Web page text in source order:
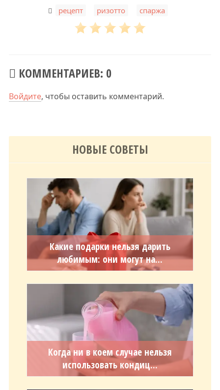
рецепт ризотто спаржа
КОММЕНТАРИЕВ: 0
Войдите, чтобы оставить комментарий.
НОВЫЕ СОВЕТЫ
Какие подарки нельзя дарить
любимым: они могут на...
Когда ни в коем случае нельзя
использовать кондиц...